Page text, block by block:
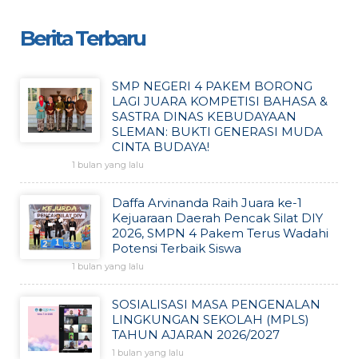
Berita Terbaru
SMP NEGERI 4 PAKEM BORONG
LAGI JUARA KOMPETISI BAHASA &
SASTRA DINAS KEBUDAYAAN
SLEMAN: BUKTI GENERASI MUDA
CINTA BUDAYA!
1 bulan yang lalu
Daffa Arvinanda Raih Juara ke-1
Kejuaraan Daerah Pencak Silat DIY
2026, SMPN 4 Pakem Terus Wadahi
Potensi Terbaik Siswa
1 bulan yang lalu
SOSIALISASI MASA PENGENALAN
LINGKUNGAN SEKOLAH (MPLS)
TAHUN AJARAN 2026/2027
1 bulan yang lalu